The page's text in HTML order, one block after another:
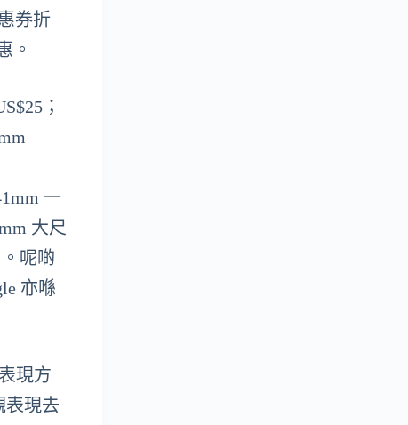
券折
。
；
一
大尺
呢啲
亦喺
現方
表現去